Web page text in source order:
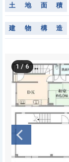
土 地 面 積
建 物 構 造
1 /6